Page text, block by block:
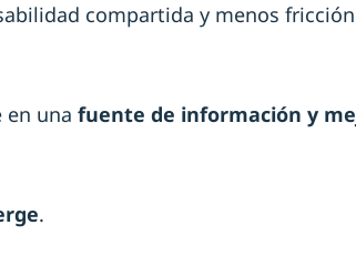
compartida y menos
en una fuente de información y
.